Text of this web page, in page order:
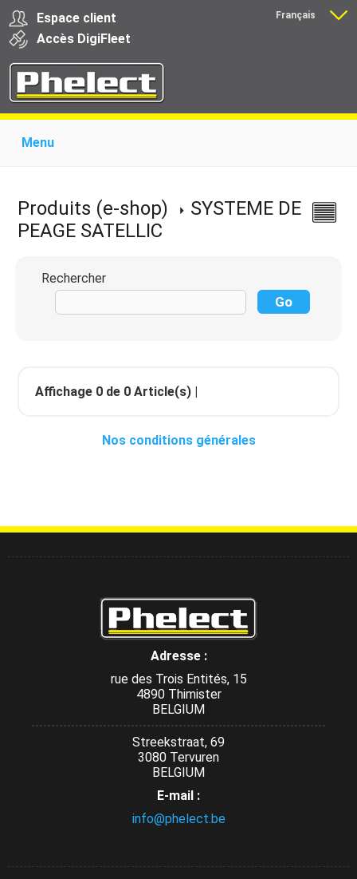
Espace client
Accès DigiFleet
Français
Menu
Produits pour transporteurs
Formations
Actualité
Support
Liens
Produits (e-shop)
SYSTEME DE
PEAGE SATELLIC
Rechercher
Affichage 0 de 0 Article(s) |
Nos conditions générales
Adresse :
rue des Trois Entités, 15
4890 Thimister
BELGIUM
Streekstraat, 69
3080 Tervuren
BELGIUM
E-mail :
info@phelect.be